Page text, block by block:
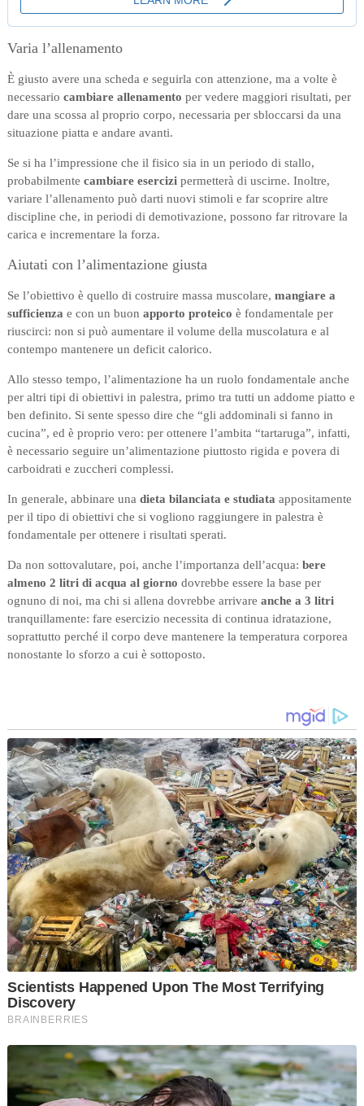
Varia l’allenamento
È giusto avere una scheda e seguirla con attenzione, ma a volte è
necessario cambiare allenamento per vedere maggiori risultati, per
dare una scossa al proprio corpo, necessaria per sbloccarsi da una
situazione piatta e andare avanti.
Se si ha l’impressione che il fisico sia in un periodo di stallo,
probabilmente cambiare esercizipermetterà di uscirne. Inoltre,
variare l’allenamento può darti nuovi stimoli e far scoprire altre
discipline che, in periodi di demotivazione, possono far ritrovare la
carica e incrementare la forza.
Aiutati con l’alimentazione giusta
Se l’obiettivo è quello di costruire massa muscolare, mangiare a
sufficienza e con un buon apporto proteico è fondamentale per
riuscirci: non si può aumentare il volume della muscolatura e al
contempo mantenere un deficit calorico.
Allo stesso tempo, l’alimentazione ha un ruolo fondamentale anche
per altri tipi di obiettivi in palestra, primo tra tutti un addome piatto e
ben definito. Si sente spesso dire che “gli addominali si fanno in
cucina”, ed è proprio vero: per ottenere l’ambita “tartaruga”, infatti,
è necessario seguire un’alimentazione piuttosto rigida e povera di
carboidrati e zuccheri complessi.
In generale, abbinare una dieta bilanciata e studiata appositamente
per il tipo di obiettivi che si vogliono raggiungere in palestra è
fondamentale per ottenere i risultati sperati.
Da non sottovalutare, poi, anche l’importanza dell’acqua: bere
almeno 2 litri di acqua al giorno dovrebbe essere la base per
ognuno di noi, ma chi si allena dovrebbe arrivare anche a 3 litri
tranquillamente: fare esercizio necessita di continua idratazione,
soprattutto perché il corpo deve mantenere la temperatura corporea
nonostante lo sforzo a cui è sottoposto.